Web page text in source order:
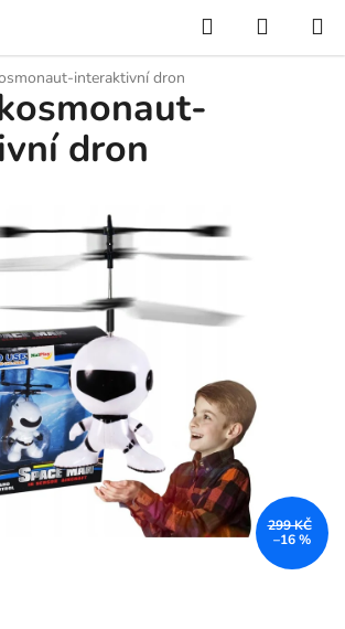
Hledat
KOŠÍK
interaktivní dron
dron
299 KČ
–16 %